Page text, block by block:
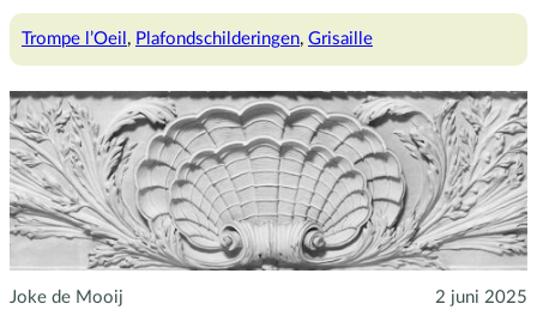
van
Trompe l’Oeil , Plafondschilderingen, Grisaille
Joke de Mooij 2 juni 2025